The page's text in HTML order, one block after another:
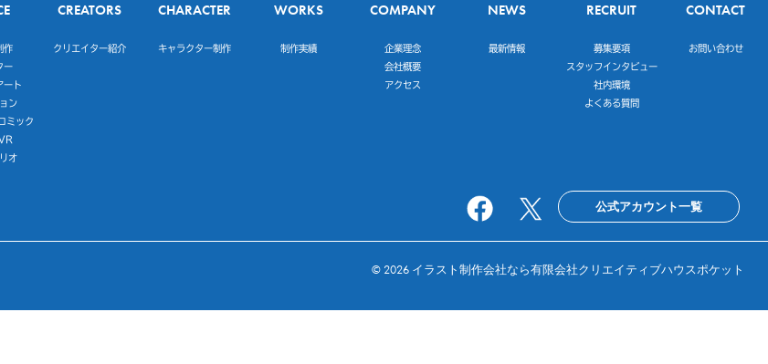
作
ー
ート
ン
ミック
オ
CREATORS
クリエイター紹介
CHARACTER
キャラクター制作
WORKS
制作実績
COMPANY
企業理念
会社概要
アクセス
NEWS
最新情報
RECRUIT
募集要項
スタッフインタビュー
社内環境
よくある質問
CONTACT
お問い合わせ
公式アカウント一覧
© 2026 イラスト制作会社なら有限会社クリエイティブハウスポケット